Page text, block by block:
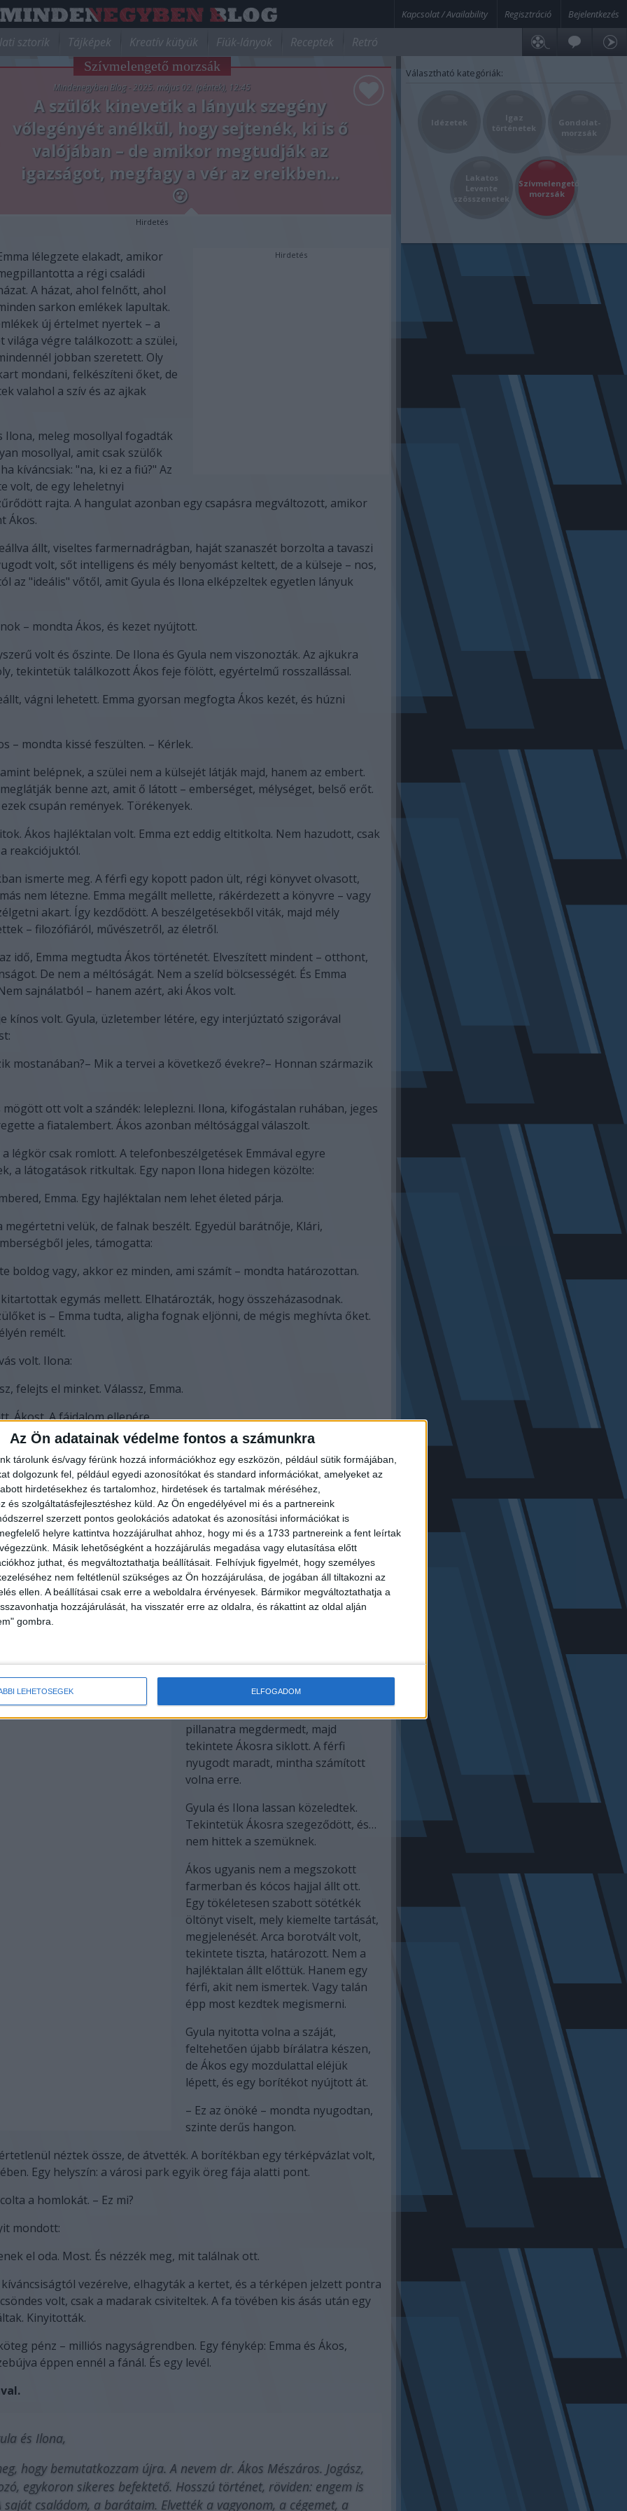
Az Ön adatainak védelme fontos a számunkra
tárolunk és/vagy férünk hozzá információkhoz egy eszközön, például sütik formájában,
dolgozunk fel, például egyedi azonosítókat és standard információkat, amelyeket az
hirdetésekhez és tartalomhoz, hirdetések és tartalmak méréséhez,
és szolgáltatásfejlesztéshez küld. Az Ön engedélyével mi és a partnereink
szerzett pontos geolokációs adatokat és azonosítási információkat is
helyre kattintva hozzájárulhat ahhoz, hogy mi és a 1733 partnereink a fent leírtak
Másik lehetőségként a hozzájárulás megadása vagy elutasítása előtt
juthat, és megváltoztathatja beállításait. Felhívjuk figyelmét, hogy személyes
nem feltétlenül szükséges az Ön hozzájárulása, de jogában áll tiltakozni az
ellen. A beállításai csak erre a weboldalra érvényesek. Bármikor megváltoztathatja a
hozzájárulását, ha visszatér erre az oldalra, és rákattint az oldal alján
gombra.
LEHETŐSÉGEK ELFOGADOM
Kapcsolat / Availability Regisztráció Bejelentkezés
sztorik Tájképek Kreatív kütyük Fiúk-lányok Receptek Retró
Választható kategóriák:
Idézetek
Igaz
történetek
Gondolat-
morzsák
Lakatos
Levente
szösszenetek
Szívmelengető
morzsák
Szívmelengető morzsák
Mindenegyben Blog - 2025. május 02. (péntek), 12:45
A szülők kinevetik a lányuk szegény
vőlegényét anélkül, hogy sejtenék, ki is ő
valójában – de amikor megtudják az
igazságot, megfagy a vér az ereikben...
😮
Hirdetés
Hirdetés
lélegzete elakadt, amikor
a régi családi
A házat, ahol felnőtt, ahol
sarkon emlékek lapultak.
új értelmet nyertek – a
világa végre találkozott: a szülei,
jobban szeretett. Oly
mondani, felkészíteni őket, de
valahol a szív és az ajkak
Ilona, meleg mosollyal fogadták
mosollyal, amit csak szülők
kíváncsiak: "na, ki ez a fiú?" Az
volt, de egy leheletnyi
rajta. A hangulat azonban egy csapásra megváltozott, amikor
Ákos.
állt, viseltes farmernadrágban, haját szanaszét borzolta a tavaszi
volt, sőt intelligens és mély benyomást keltett, de a külseje – nos,
az "ideális" vőtől, amit Gyula és Ilona elképzeltek egyetlen lányuk
– mondta Ákos, és kezet nyújtott.
volt és őszinte. De Ilona és Gyula nem viszonozták. Az ajkukra
tekintetük találkozott Ákos feje fölött, egyértelmű rosszallással.
vágni lehetett. Emma gyorsan megfogta Ákos kezét, és húzni
– mondta kissé feszülten. – Kérlek.
belépnek, a szülei nem a külsejét látják majd, hanem az embert.
benne azt, amit ő látott – emberséget, mélységet, belső erőt.
csupán remények. Törékenyek.
Ákos hajléktalan volt. Emma ezt eddig eltitkolta. Nem hazudott, csak
reakciójuktól.
ismerte meg. A férfi egy kopott padon ült, régi könyvet olvasott,
nem létezne. Emma megállt mellette, rákérdezett a könyvre – vagy
akart. Így kezdődött. A beszélgetésekből viták, majd mély
– filozófiáról, művészetről, az életről.
idő, Emma megtudta Ákos történetét. Elveszített mindent – otthont,
De nem a méltóságát. Nem a szelíd bölcsességét. És Emma
sajnálatból – hanem azért, aki Ákos volt.
kínos volt. Gyula, üzletember létére, egy interjúztató szigorával
mostanában?– Mik a tervei a következő évekre?– Honnan származik
mögött ott volt a szándék: leleplezni. Ilona, kifogástalan ruhában, jeges
a fiatalembert. Ákos azonban méltósággal válaszolt.
légkör csak romlott. A telefonbeszélgetések Emmával egyre
a látogatások ritkultak. Egy napon Ilona hidegen közölte:
Emma. Egy hajléktalan nem lehet életed párja.
megértetni velük, de falnak beszélt. Egyedül barátnője, Klári,
jeles, támogatta:
boldog vagy, akkor ez minden, ami számít – mondta határozottan.
kitartottak egymás mellett. Elhatározták, hogy összeházasodnak.
is – Emma tudta, aligha fognak eljönni, de mégis meghívta őket.
remélt.
volt. Ilona:
felejts el minket. Válassz, Emma.
Ákost. A fájdalom ellenére.
folytatódik – a következő részben a szülők döbbenetéről és Ákos
olvashatsz.
– Emma és Ákos esküvőjének napja. A légkör feszültséggel volt tele.
de szívében ott bujkált a fájdalom: a szülei nem lesznek ott.
volt, de ízléses, Klári és néhány közeli barát segítségével
ahol az esküvő zajlott, virágba borult, a tavasz illata keveredett az
valami teljesen váratlan.
pár perccel egy ismerős hangokkal teli zümmögés futott végig a
[ ]
Csend lett. A jelenlétük letaglózta a
pillanatra megdermedt, majd
tekintete Ákosra siklott. A férfi
nyugodt maradt, mintha számított
volna erre.
Gyula és Ilona lassan közeledtek.
Tekintetük Ákosra szegeződött, és…
nem hittek a szemüknek.
Ákos ugyanis nem a megszokott
farmerban és kócos hajjal állt ott.
Egy tökéletesen szabott sötétkék
öltönyt viselt, mely kiemelte tartását,
megjelenését. Arca borotvált volt,
tekintete tiszta, határozott. Nem a
hajléktalan állt előttük. Hanem egy
férfi, akit nem ismertek. Vagy talán
épp most kezdtek megismerni.
Gyula nyitotta volna a száját,
feltehetően újabb bírálatra készen,
de Ákos egy mozdulattal eléjük
lépett, és egy borítékot nyújtott át.
– Ez az önöké – mondta nyugodtan,
szinte derűs hangon.
néztek össze, de átvették. A borítékban egy térképvázlat volt,
Egy helyszín: a városi park egyik öreg fája alatti pont.
a homlokát. – Ez mi?
mondott:
el oda. Most. És nézzék meg, mit találnak ott.
kíváncsiságtól vezérelve, elhagyták a kertet, és a térképen jelzett pontra
volt, csak a madarak csiviteltek. A fa tövében kis ásás után egy
Kinyitották.
pénz – milliós nagyságrendben. Egy fénykép: Emma és Ákos,
éppen ennél a fánál. És egy levél.
és Ilona,
hogy bemutatkozzam újra. A nevem dr. Ákos Mészáros. Jogász,
egykoron sikeres befektető. Hosszú történet, röviden: engem is
saját családom, a barátaim. Elvették a vagyonom, a cégemet, a